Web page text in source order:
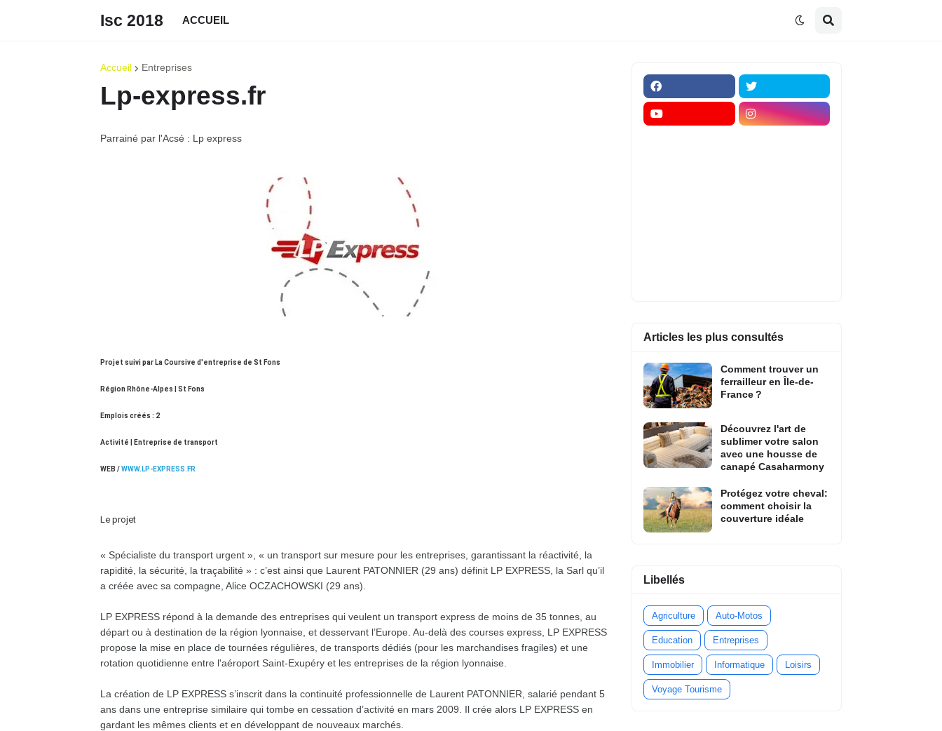
Isc 2018 ACCUEIL
Accueil Entreprises
Lp-express.fr
Parrainé par l'Acsé : Lp express
Projet suivi par La Coursive d'entreprise de St Fons
Région Rhône-Alpes | St Fons
Emplois créés : 2
Activité | Entreprise de transport
WEB /WWW.LP-EXPRESS.FR
Le projet
« Spécialiste du transport urgent », « un transport sur mesure pour les entreprises, garantissant la réactivité, la
rapidité, la sécurité, la traçabilité » : c’est ainsi que Laurent PATONNIER (29 ans) définit LP EXPRESS, la Sarl qu’il
a créée avec sa compagne, Alice OCZACHOWSKI (29 ans).
LP EXPRESS répond à la demande des entreprises qui veulent un transport express de moins de 35 tonnes, au
départ ou à destination de la région lyonnaise, et desservant l’Europe. Au-delà des courses express, LP EXPRESS
propose la mise en place de tournées régulières, de transports dédiés (pour les marchandises fragiles) et une
rotation quotidienne entre l'aéroport Saint-Exupéry et les entreprises de la région lyonnaise.
La création de LP EXPRESS s’inscrit dans la continuité professionnelle de Laurent PATONNIER, salarié pendant 5
ans dans une entreprise similaire qui tombe en cessation d’activité en mars 2009. Il crée alors LP EXPRESS en
gardant les mêmes clients et en développant de nouveaux marchés.
Articles les plus consultés
Comment trouver un
ferrailleur en Île-de-
France ?
Découvrez l'art de
sublimer votre salon
avec une housse de
canapé Casaharmony
Protégez votre cheval:
comment choisir la
couverture idéale
Libellés
Agriculture Auto-Motos
Education Entreprises
Immobilier Informatique Loisirs
Voyage Tourisme